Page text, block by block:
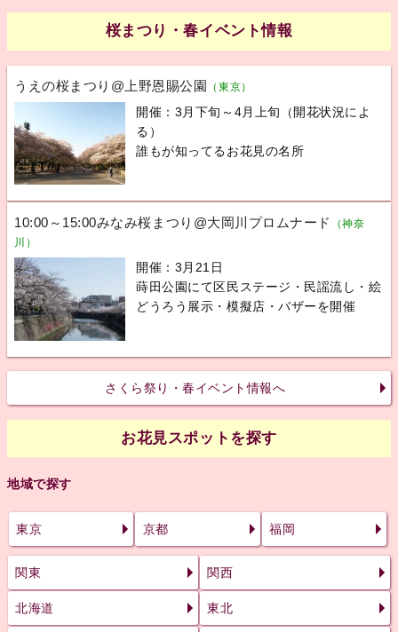
桜まつり・春イベント情報
うえの桜まつり@上野恩賜公園 （東京）
開催：3月下旬～4月上旬（開花状況によ
る）
誰もが知ってるお花見の名所
10:00～15:00みなみ桜まつり@大岡川プロムナード
（神奈
川）
開催：3月21日
蒔田公園にて区民ステージ・民謡流し・絵
どうろう展示・模擬店・バザーを開催
さくら祭り・春イベント情報へ
お花見スポットを探す
地域で探す
東京 京都 福岡
関東 関西
北海道 東北